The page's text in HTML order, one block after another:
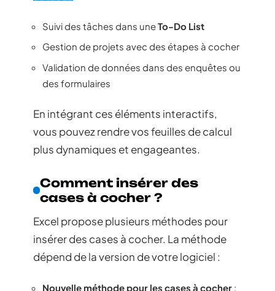
Suivi des tâches dans uneTo-Do List
Gestion de projets avec des étapes à cocher
Validation de données dans des enquêtes ou
des formulaires
En intégrant ces éléments interactifs,
vous pouvez rendre vos feuilles de calcul
plus dynamiques et engageantes.
Comment insérer des
cases à cocher ?
Excel propose plusieurs méthodes pour
insérer des cases à cocher. La méthode
dépend de la version de votre logiciel :
Nouvelle méthode pour les cases à cocher :